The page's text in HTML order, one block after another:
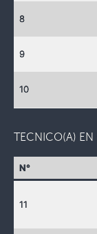
8
9
10
TECNICO(A) EN
N°
11